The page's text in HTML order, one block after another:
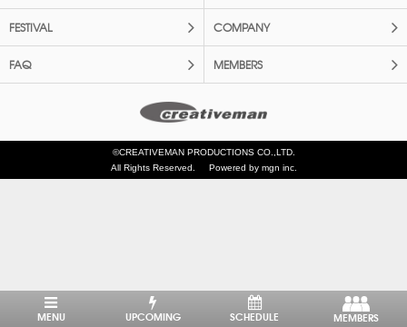
FESTIVAL COMPANY
FAQ MEMBERS
©CREATIVEMAN PRODUCTIONS CO.,LTD.
All Rights Reserved.
Powered by mgn inc.
MENU UPCOMING SCHEDULE MEMBERS